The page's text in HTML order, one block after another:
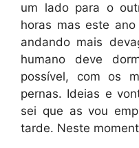
um lado para o
horas mas este
andando mais
humano deve
possível, com os
pernas. Ideias e
sei que as vou
tarde. Neste